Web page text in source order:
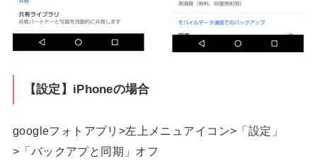
【設定】iPhoneの場合
googleフォトアプリ>左上メニュアイコン>「設定」
>「バックアプと同期」オフ